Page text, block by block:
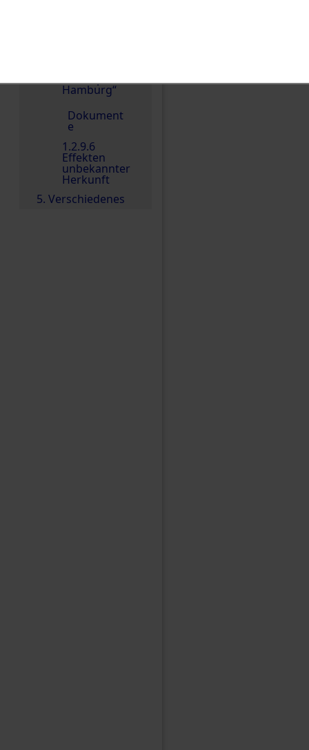
Hamburg“
Dokument
e
1.2.9.6
Effekten
unbekannter
Herkunft
5. Verschiedenes